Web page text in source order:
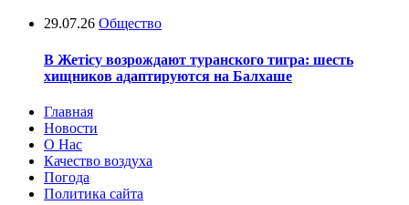
29.07.26 Общество
В Жетісу возрождают туранского тигра: шесть
хищников адаптируются на Балхаше
Главная
Новости
О Нас
Качество воздуха
Погода
Политика сайта